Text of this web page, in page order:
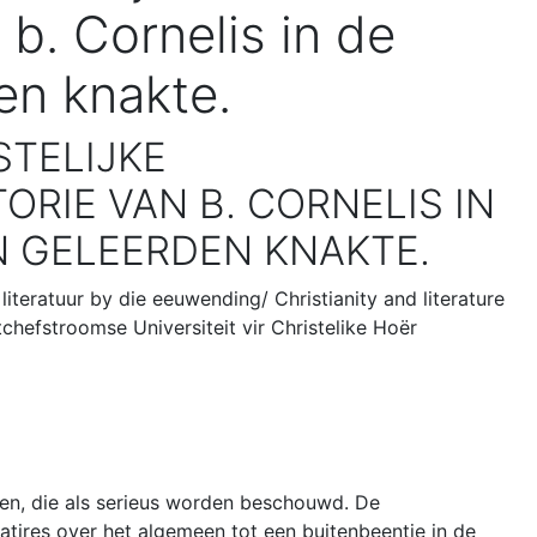
Cornelis in de
knakte.
VAN B. CORNELIS IN
KNAKTE.
by die eeuwending/ Christianity and literature
Universiteit vir Christelike Hoër
die als serieus worden beschouwd. De
over het algemeen tot een buitenbeentje in de